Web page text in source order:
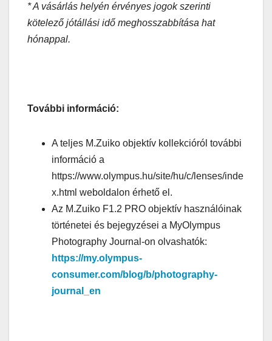
* A vásárlás helyén érvényes jogok szerinti
kötelező jótállási idő meghosszabbítása hat
hónappal.
További információ:
A teljes M.Zuiko objektív kollekcióról további
információ a
https://www.olympus.hu/site/hu/c/lenses/inde
x.html weboldalon érhető el.
Az M.Zuiko F1.2 PRO objektív használóinak
történetei és bejegyzései a MyOlympus
Photography Journal-on olvashatók:
https://my.olympus-
consumer.com/blog/b/photography-
journal_en